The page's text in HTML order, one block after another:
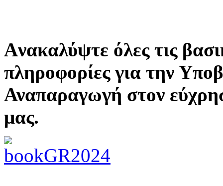
Aνακαλύψτε όλες τις
πληροφορίες για την
Αναπαραγωγή στον
μας.